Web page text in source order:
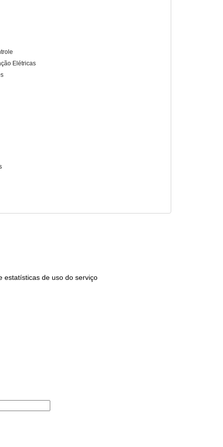
Elétricas
estatísticas de uso do serviço